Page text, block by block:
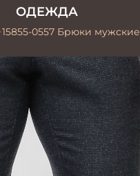
ОДЕЖДА
15855-0557 Брюки мужские